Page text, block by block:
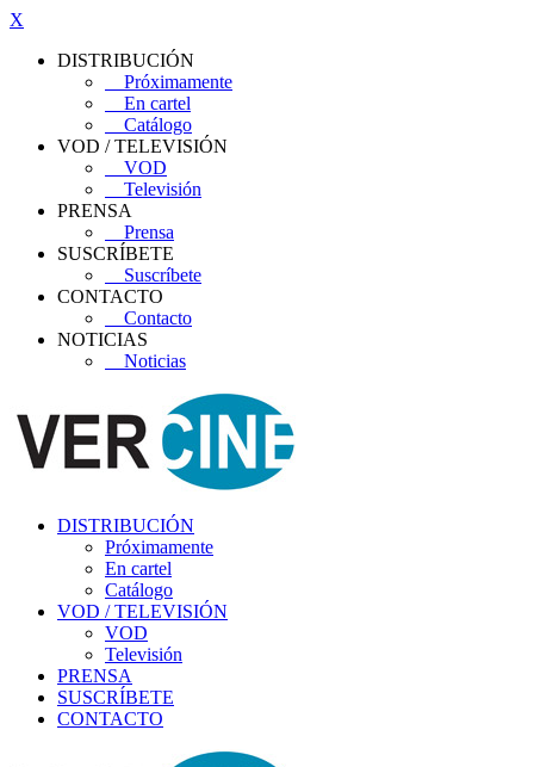
X
DISTRIBUCIÓN
Próximamente
En cartel
Catálogo
VOD / TELEVISIÓN
VOD
Televisión
PRENSA
Prensa
SUSCRÍBETE
Suscríbete
CONTACTO
Contacto
NOTICIAS
Noticias
DISTRIBUCIÓN
Próximamente
En cartel
Catálogo
VOD / TELEVISIÓN
VOD
Televisión
PRENSA
SUSCRÍBETE
CONTACTO